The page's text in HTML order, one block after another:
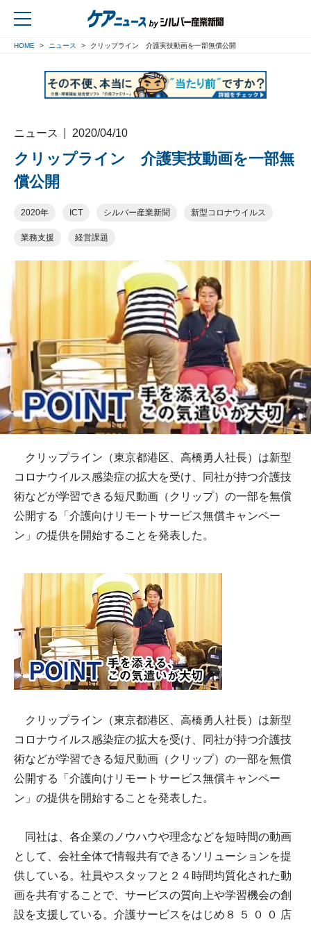
HOME ニュース クリップライン 介護実技動画を一部無償公開
ニュース 2020/04/10
クリップライン 介護実技動画を一部無
償公開
2020年 ICT シルバー産業新聞 新型コロナウイルス
業務支援 経営課題
クリップライン（東京都港区、高橋勇人社長）は新型
コロナウイルス感染症の拡大を受け、同社が持つ介護技
術などが学習できる短尺動画（クリップ）の一部を無償
公開する「介護向けリモートサービス無償キャンペー
ン」の提供を開始することを発表した。
クリップライン（東京都港区、高橋勇人社長）は新型
コロナウイルス感染症の拡大を受け、同社が持つ介護技
術などが学習できる短尺動画（クリップ）の一部を無償
公開する「介護向けリモートサービス無償キャンペー
ン」の提供を開始することを発表した。
同社は、各企業のノウハウや理念などを短時間の動画
として、会社全体で情報共有できるソリューションを提
供している。社員やスタッフと２４時間均質化された動
画を共有することで、サービスの質向上や学習機会の創
設を支援している。介護サービスをはじめ８ ５ ０ ０ 店